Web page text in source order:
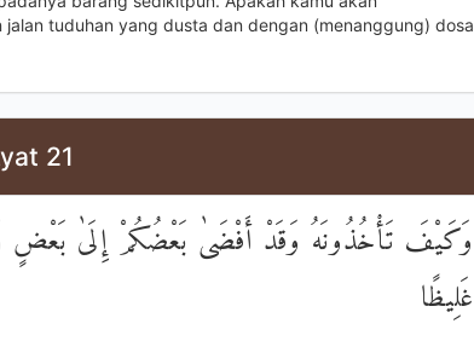
tuduhan yang dusta dan dengan (menanggung) dosa
21
وَكَيْفَ تَأْخُذُونَهُ وَقَدْ أَفْضَىٰ بَعْضُكُمْ إِلَىٰ بَعْضٍ
غَلِيظًا